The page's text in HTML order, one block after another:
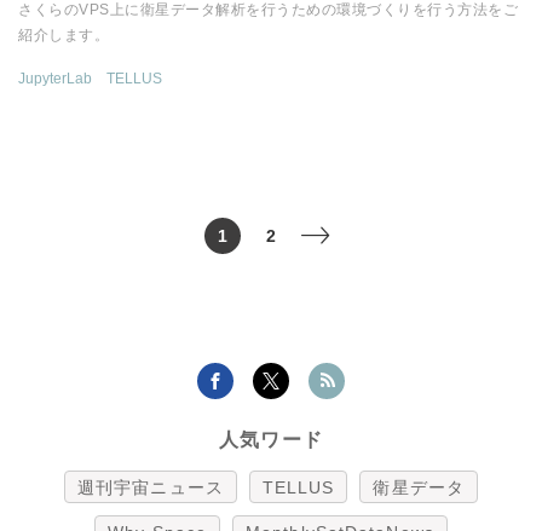
さくらのVPS上に衛星データ解析を行うための環境づくりを行う方法をご
紹介します。
JupyterLab TELLUS
1 2 >
人気ワード
週刊宇宙ニュース TELLUS 衛星データ